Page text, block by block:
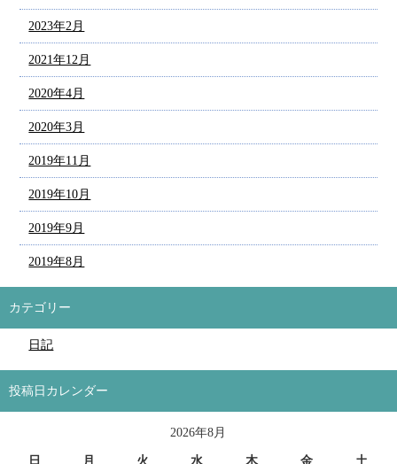
2023年2月
2021年12月
2020年4月
2020年3月
2019年11月
2019年10月
2019年9月
2019年8月
カテゴリー
日記
投稿日カレンダー
2026年8月
日 月 火 水 木 金 土